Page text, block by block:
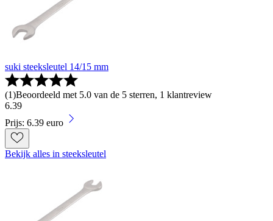
suki steeksleutel 14/15 mm
(1)Beoordeeld met 5.0 van de 5 sterren, 1 klantreview
6.39
Prijs: 6.39 euro
Bekijk alles in steeksleutel